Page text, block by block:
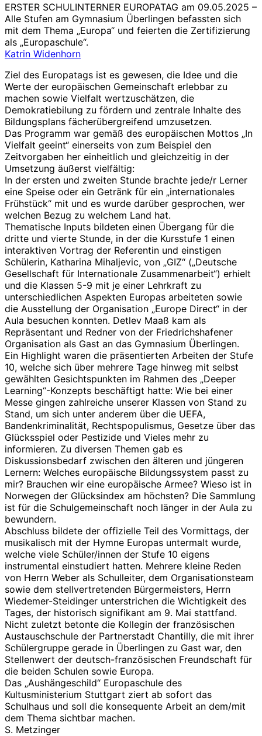
ERSTER SCHULINTERNER EUROPATAG am 09.05.2025 –
Alle Stufen am Gymnasium Überlingen befassten sich
mit dem Thema „Europa“ und feierten die Zertifizierung
als „Europaschule“.
Katrin Widenhorn
Ziel des Europatags ist es gewesen, die Idee und die
Werte der europäischen Gemeinschaft erlebbar zu
machen sowie Vielfalt wertzuschätzen, die
Demokratiebilung zu fördern und zentrale Inhalte des
Bildungsplans fächerübergreifend umzusetzen.
Das Programm war gemäß des europäischen Mottos „In
Vielfalt geeint“ einerseits von zum Beispiel den
Zeitvorgaben her einheitlich und gleichzeitig in der
Umsetzung äußerst vielfältig:
In der ersten und zweiten Stunde brachte jede/r Lerner
eine Speise oder ein Getränk für ein „internationales
Frühstück“ mit und es wurde darüber gesprochen, wer
welchen Bezug zu welchem Land hat.
Thematische Inputs bildeten einen Übergang für die
dritte und vierte Stunde, in der die Kursstufe 1 einen
interaktiven Vortrag der Referentin und einstigen
Schülerin, Katharina Mihaljevic, von „GIZ“ („Deutsche
Gesellschaft für Internationale Zusammenarbeit“) erhielt
und die Klassen 5-9 mit je einer Lehrkraft zu
unterschiedlichen Aspekten Europas arbeiteten sowie
die Ausstellung der Organisation „Europe Direct“ in der
Aula besuchen konnten. Detlev Maaß kam als
Repräsentant und Redner von der Friedrichshafener
Organisation als Gast an das Gymnasium Überlingen.
Ein Highlight waren die präsentierten Arbeiten der Stufe
10, welche sich über mehrere Tage hinweg mit selbst
gewählten Gesichtspunkten im Rahmen des „Deeper
Learning“-Konzepts beschäftigt hatte: Wie bei einer
Messe gingen zahlreiche unserer Klassen von Stand zu
Stand, um sich unter anderem über die UEFA,
Bandenkriminalität, Rechtspopulismus, Gesetze über das
Glücksspiel oder Pestizide und Vieles mehr zu
informieren. Zu diversen Themen gab es
Diskussionsbedarf zwischen den älteren und jüngeren
Lernern: Welches europäische Bildungssystem passt zu
mir? Brauchen wir eine europäische Armee? Wieso ist in
Norwegen der Glücksindex am höchsten? Die Sammlung
ist für die Schulgemeinschaft noch länger in der Aula zu
bewundern.
Abschluss bildete der offizielle Teil des Vormittags, der
musikalisch mit der Hymne Europas untermalt wurde,
welche viele Schüler/innen der Stufe 10 eigens
instrumental einstudiert hatten. Mehrere kleine Reden
von Herrn Weber als Schulleiter, dem Organisationsteam
sowie dem stellvertretenden Bürgermeisters, Herrn
Wiedemer-Steidinger unterstrichen die Wichtigkeit des
Tages, der historisch signifikant am 9. Mai stattfand.
Nicht zuletzt betonte die Kollegin der französischen
Austauschschule der Partnerstadt Chantilly, die mit ihrer
Schülergruppe gerade in Überlingen zu Gast war, den
Stellenwert der deutsch-französischen Freundschaft für
die beiden Schulen sowie Europa.
Das „Aushängeschild“ Europaschule des
Kultusministerium Stuttgart ziert ab sofort das
Schulhaus und soll die konsequente Arbeit an dem/mit
dem Thema sichtbar machen.
S. Metzinger